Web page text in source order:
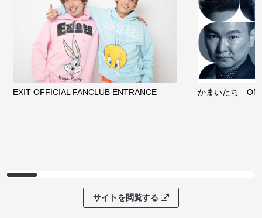
EXIT OFFICIAL FANCLUB ENTRANCE かまいたち
サイトを閲覧する